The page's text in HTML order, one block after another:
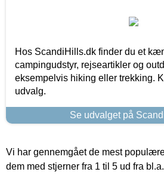
Hos ScandiHills.dk finder du et
campingudstyr, rejseartikler og
eksempelvis hiking eller trekking.
udvalg.
Se udvalget på
Vi har gennemgået de mest
dem med stjerner fra 1 til 5 ud fra